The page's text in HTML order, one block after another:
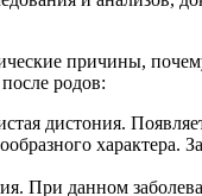
причины,
родов:
дистония.
характера.
При данном